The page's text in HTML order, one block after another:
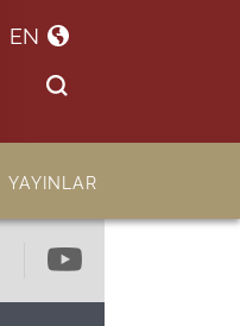
EN
YAYINLAR